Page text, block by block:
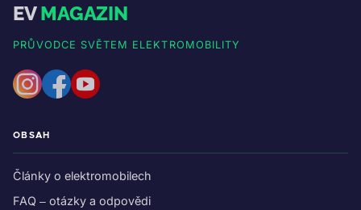
EVMAGAZIN
PRŮVODCE SVĚTEM ELEKTROMOBILITY
OBSAH
Články o elektromobilech
FAQ – otázky a odpovědi